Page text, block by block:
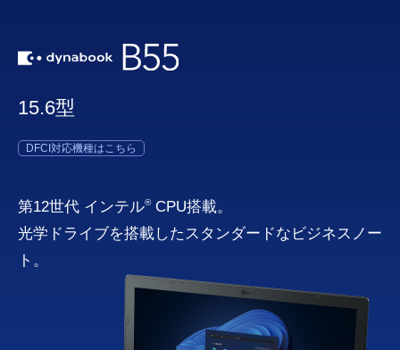
15.6型
DFCI対応機種はこちら
第12世代 インテル®CPU搭載。
光学ドライブを搭載したスタンダードなビジネスノー
ト。